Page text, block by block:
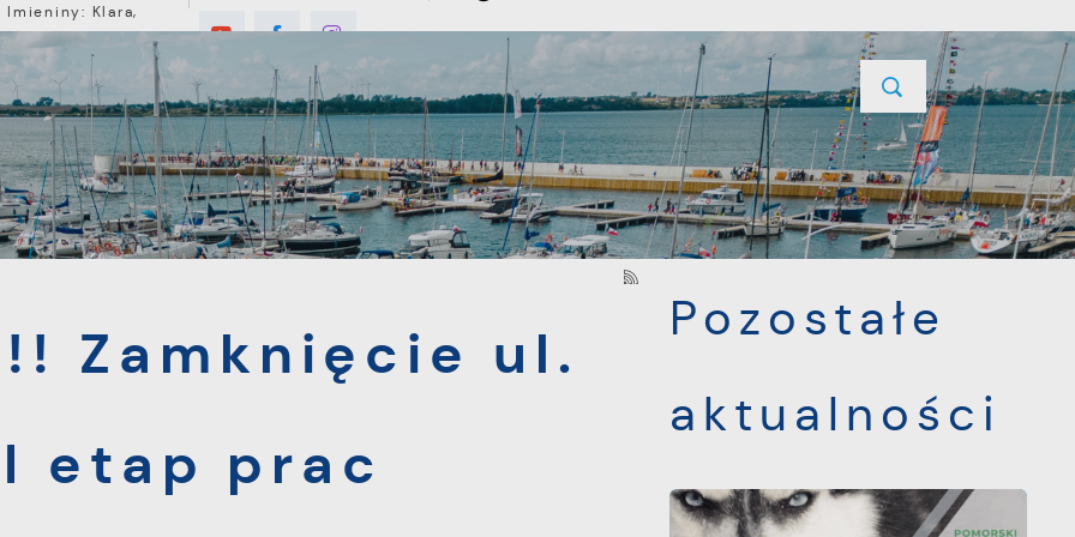
Imieniny: Klara,
Roman, Romuald
MIESZKANIEC TURYSTYKA INWESTYCJE PROJEKTY UNIJNE KONTAKT
ul. Nowy Świat - II etap prac asfaltowych POPRZEDNI NASTĘPNY
Zamknięcie ul.
etap prac
Pozostałe
aktualności